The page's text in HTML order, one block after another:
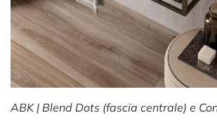
ABK | Blend Dots (fascia centrale) e